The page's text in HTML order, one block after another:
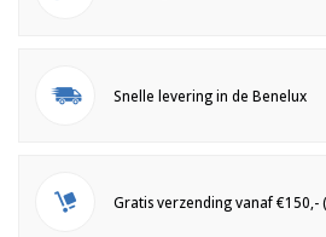
Snelle levering in de Benelux
Gratis verzending vanaf €150,-